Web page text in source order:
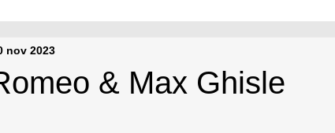
Corso di Canto Moderno
& Max Ghisle
nov 2023